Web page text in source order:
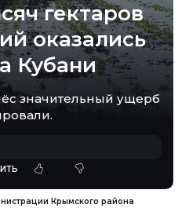
гектаров
оказались
Кубани
значительный ущерб
Крымского района